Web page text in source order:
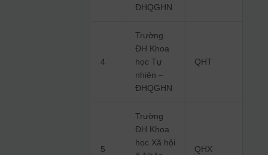
ĐHQGHN
4
Trường
ĐH Khoa
học Tự
nhiên –
ĐHQGHN
QHT
5
Trường
ĐH Khoa
học Xã hội
QHX